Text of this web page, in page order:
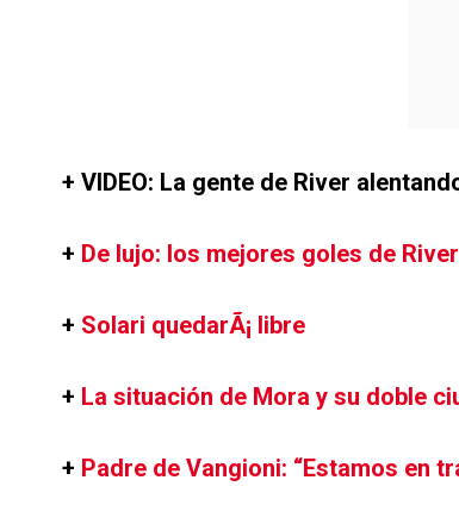
+ VIDEO: La gente de River
+ De lujo: los mejores goles de
+ Solari quedarÃ¡ libre
+ La situación de Mora y su doble
+ Padre de Vangioni: “Estamos en